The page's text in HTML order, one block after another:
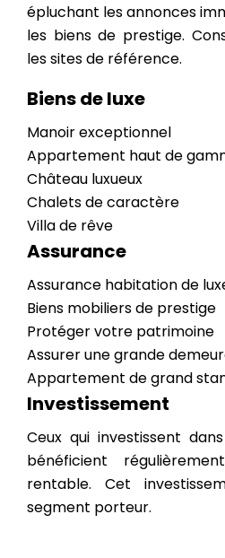
épluchant les annonces
les biens de prestige.
les sites de référence.
Biens de luxe
Manoir exceptionnel
Appartement haut de
Château luxueux
Chalets de caractère
Villa de rêve
Assurance
Assurance habitation de
Biens mobiliers de prestige
Protéger votre patrimoine
Assurer une grande
Appartement de grand
Investissement
Ceux qui investissent
bénéficient
rentable. Cet
segment porteur.